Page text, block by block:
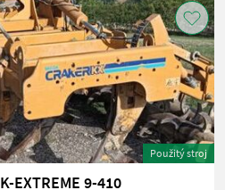
Použitý stroj
EXTREME 9-410